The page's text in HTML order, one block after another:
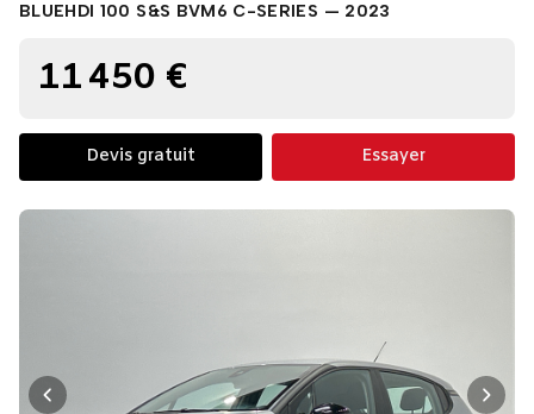
BLUEHDI 100 S&S BVM6 C-SERIES — 2023
11 450 €
Devis gratuit Essayer